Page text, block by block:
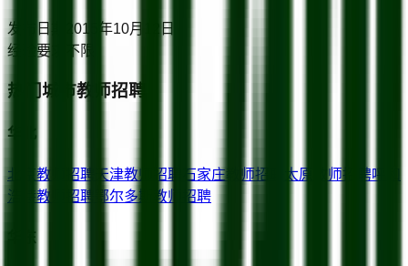
发布日期
2015年10月12日
经验要求
不限
热门城市教师招聘
华北
北京教师招聘 天津教师招聘 石家庄 教师招聘 太原 教师招聘呼和
浩特教师招聘 鄂尔多斯 教师招聘
华东